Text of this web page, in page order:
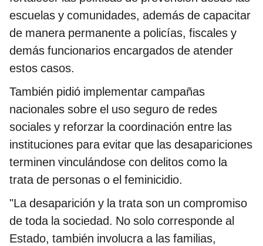
escuelas y comunidades, además de capacitar
de manera permanente a policías, fiscales y
demás funcionarios encargados de atender
estos casos.
También pidió implementar campañas
nacionales sobre el uso seguro de redes
sociales y reforzar la coordinación entre las
instituciones para evitar que las desapariciones
terminen vinculándose con delitos como la
trata de personas o el feminicidio.
"La desaparición y la trata son un compromiso
de toda la sociedad. No solo corresponde al
Estado, también involucra a las familias,